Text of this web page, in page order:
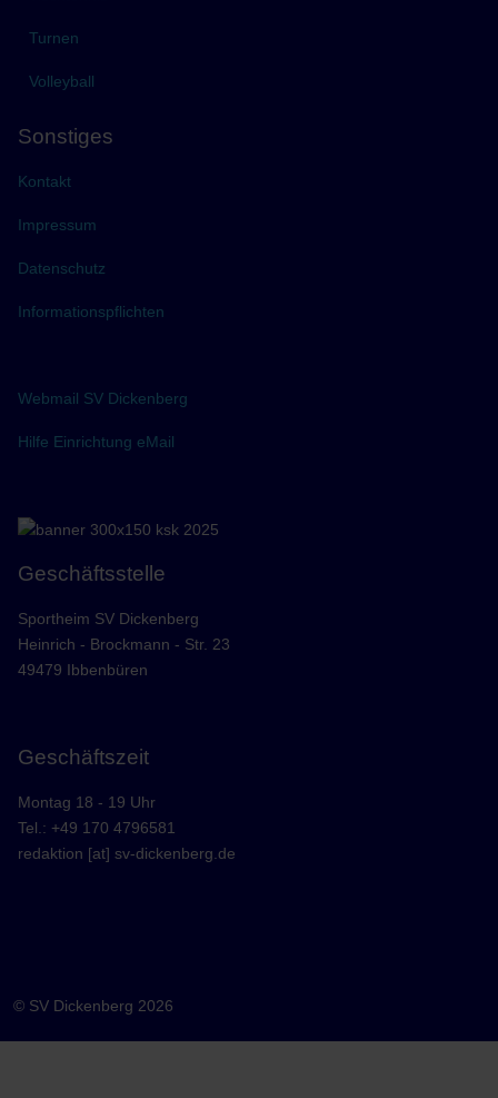
Turnen
Volleyball
Sonstiges
Kontakt
Impressum
Datenschutz
Informationspflichten
Webmail SV Dickenberg
Hilfe Einrichtung eMail
Geschäftsstelle
Sportheim SV Dickenberg
Heinrich - Brockmann - Str. 23
49479 Ibbenbüren
Geschäftszeit
Montag 18 - 19 Uhr
Tel.: +49 170 4796581
redaktion [at] sv-dickenberg.de
© SV Dickenberg 2026